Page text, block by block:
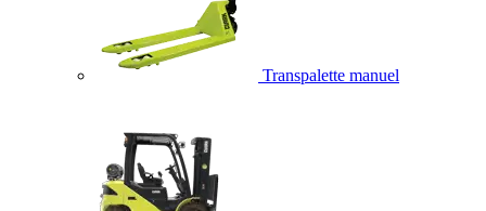
Transpalette manuel